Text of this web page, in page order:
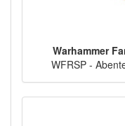
Warhammer
WFRSP -